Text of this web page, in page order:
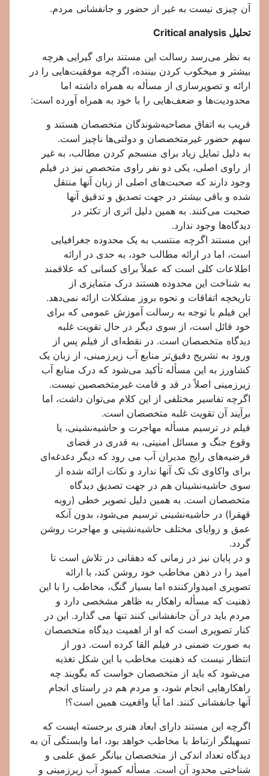
آن چیزی نیست به غیر از حضور و جانفشانی مردم.
Critical analysis تحلیل
به نظر می‌رسد رسالت این مستند برای گیرایی هرچه
بیشتر و میخکوب کردن بیننده، اگرچه موفقیت‌هایی را در
ارائه و تصویرسازی از مسأله به همراه داشته اما
محدودیت‌ها و ضعف‌هایی را با خود به همراه آورده است:
قریب به اتفاق مصاحبه‌شوندگان متخصصان هستند و
سهم حضور غیرمتخصصان و دولتی‌ها ناچیز است.
به دلیل تمایل زیاد برای منسجم کردن مطالب، به غیر
از راوی اصلی، یکی دو نفر راوی متخصص نیز در فیلم
وجود دارند که صحبت‌های اصلی از زبان‌ آنها منتقل
شده و باقی بیشتر در جهت تصدیق و تدقیق آنها
صحبت می‌کنند. به همین دلیل اثری از تکثر در
دیدگاه‌ها وجود ندارد.
این مستند اگرچه منتسب به یک محدوده جغرافیایی
است، اما در ارائه مطالب خود، به حدی در ارائه
اطلاعات کلی است که عملاً برای کسانی که علاقمند
به شناخت این محدوده هستند درک متمایزی از
تاریخچه اتفاقات و نحوه بروز مشکلات ارائه نمی‌دهد.
این فیلم با توجه به رسالت آموزش عمومی که برای
خود قائل است، از سوی دیگر در حال تقویت غلبه
دیدگاه متخصصان است. در نقطه‌ای از فیلم پس از
ورود به تشریح دقیق‌تر منابع آب زیرزمینی، از زبان یک
کشاورز به این مسأله تأکید می‌شود که درک منابع آب
زیرزمینی اصلاً در قد و قامت غیرمتخصصین نیست.
اگرچه تفاسیر مختلفی از این کلام می‌توان داشت، اما
برآیند آن تقویت غلبه متخصصان است.
فیلم در ترسیم مسأله مهاجرت و حاشیه‌نشینی، یا
وقوع جنگ و مسائل امنیتی، به قدری در فضای
فرضیه‌های رایج مدیران آب می رود که دیگر دغدغه‌ای
برای واکاوی تک تک آنها ندارد و نکات ارائه شده از
سوی حاشیه‌نشینان هم در جهت تصدیق دیدگاه
متخصصان است. به همین دلیل تصویر خطی (روبه
قهقرا) در حاشیه‌نشینی ترسیم می‌شود، بدون آنکه
عمق و زوایای مختلف حاشیه‌نشینی و مهاجرت روشن
گردد.
و در پایان نیز در زمانی که دهقانی در تلاش است تا
امید را در ذهن مخاطب خود روشن کند، با ارائه
تصویری امیدوارکننده اما بسیار گنگ، مخاطب را با این
ذهنیت که مسأله راهکار به ظاهر مشخصی دارد و
مردم باید در آن جانفشانی کنند تنها می گذارد. این در
کنار تصویری است که او از اهمیت دیدگاه متخصصان
به صورت ضمنی در فیلم القا کرده است. دور از
انتظار نیست که ذهنیت مخاطب با این شکل تغذیه
می‌شود که باید از متخصصان خواست که بگویند چه
راهکارهایی انجام شود، و مردم هم در راستای انجام
آنها جانفشانی کنند. اما آیا واقعیت همین است؟!
اگرچه این مستند دارای ابعاد هنری برجسته ایست که
تسهیلگر ارتباط با مخاطب خواهد بود، اما وابستگی آن به
دیدگاه تعداد اندکی از متخصصان بیانگر عمق علمی و
شناختی محدود آن است. مسأله کمبود آب زیرزمینی و